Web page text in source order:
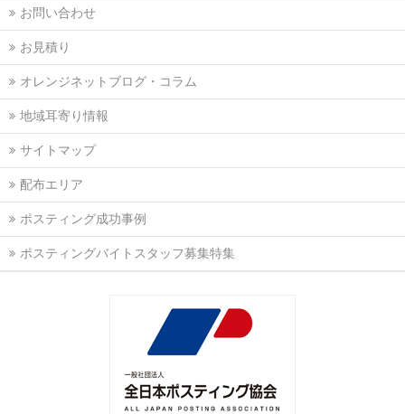
お問い合わせ
お見積り
オレンジネットブログ・コラム
地域耳寄り情報
サイトマップ
配布エリア
ポスティング成功事例
ポスティングバイトスタッフ募集特集